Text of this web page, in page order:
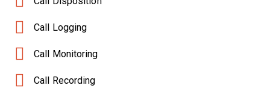
Call Logging
Call Monitoring
Call Recording